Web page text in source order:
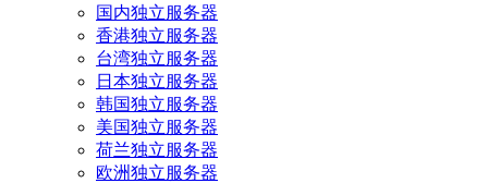
国内独立服务器
香港独立服务器
台湾独立服务器
日本独立服务器
韩国独立服务器
美国独立服务器
荷兰独立服务器
欧洲独立服务器